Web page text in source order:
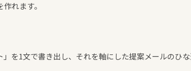
れます。
を1文で書き出し、それを軸にした提案メールのひ